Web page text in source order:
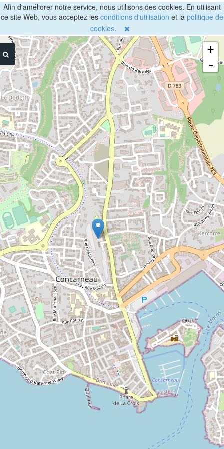
Afin d'améliorer notre service, nous utilisons des cookies. En utilisant
ce site Web, vous acceptez les conditions d'utilisation et la politique de
cookies.
+
-